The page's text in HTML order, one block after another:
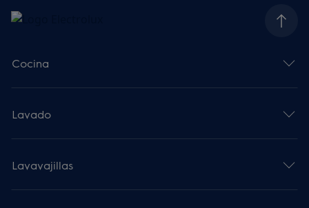
Cocina
Lavado
Lavavajillas